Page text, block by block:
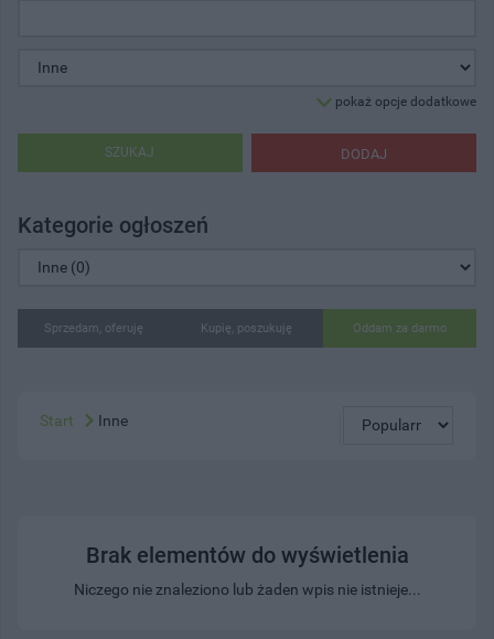
pokaż opcje dodatkowe
DODAJ
SZUKAJ
Kategorie ogłoszeń
Sprzedam, oferuję Kupię, poszukuję Oddam za darmo
Start Inne
Brak elementów do wyświetlenia
Niczego nie znaleziono lub żaden wpis nie istnieje...